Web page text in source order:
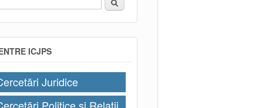
de căutare
ICJPS
Juridice